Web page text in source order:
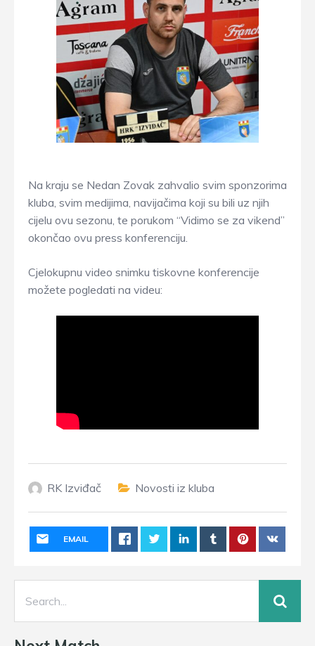
Na kraju se Nedan Zovak zahvalio svim sponzorima
kluba, svim medijima, navijačima koji su bili uz njih
cijelu ovu sezonu, te porukom “Vidimo se za vikend”
okončao ovu press konferenciju.
Cjelokupnu video snimku tiskovne konferencije
možete pogledati na videu:
RK Izviđač Novosti iz kluba
EMAIL